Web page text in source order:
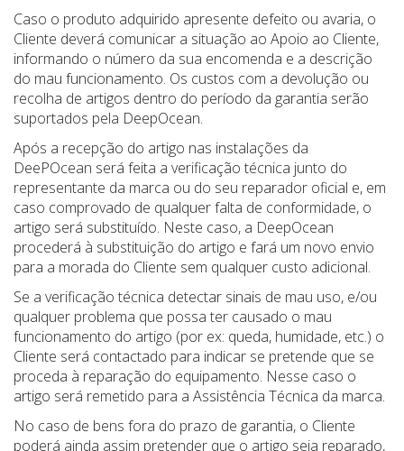
Caso o produto adquirido apresente defeito ou avaria, o
Cliente deverá comunicar a situação ao Apoio ao Cliente,
informando o número da sua encomenda e a descrição
do mau funcionamento. Os custos com a devolução ou
recolha de artigos dentro do período da garantia serão
suportados pela DeepOcean.
Após a recepção do artigo nas instalações da
DeePOcean será feita a verificação técnica junto do
representante da marca ou do seu reparador oficial e, em
caso comprovado de qualquer falta de conformidade, o
artigo será substituído. Neste caso, a DeepOcean
procederá à substituição do artigo e fará um novo envio
para a morada do Cliente sem qualquer custo adicional.
Se a verificação técnica detectar sinais de mau uso, e/ou
qualquer problema que possa ter causado o mau
funcionamento do artigo (por ex: queda, humidade, etc.) o
Cliente será contactado para indicar se pretende que se
proceda à reparação do equipamento. Nesse caso o
artigo será remetido para a Assistência Técnica da marca.
No caso de bens fora do prazo de garantia, o Cliente
poderá ainda assim pretender que o artigo seja reparado,